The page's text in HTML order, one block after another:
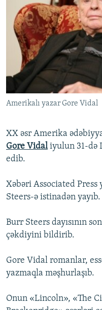
FOTOQALEREYA
İNFOQRAFIKA
KARIKATURA
OXU ZALI
AZƏRBAYCAN ƏDƏBIYYATI
İSLAM VƏ DEMOKRATIYA
İZ - MƏDƏNIYYƏT PROQRAMI
HAQQIMIZDA
MISSIYAMIZ
PEŞƏ ETIKASI VƏ
MATERIALLARIMIZDAN
AZADLIQRADIOSU MOBIL
BIZIMLƏ ƏLAQƏ
BIZI IZLƏ
RFE/RL-in bütün
Amerikalı yazar Gore Vidal
XX əsr Amerika
Gore Vidaliyulun 31-də
edib.
Xəbəri Associated Press
Steers-ə istinadən yayıb.
Burr Steers dayısının
çəkdiyini bildirib.
Gore Vidal romanlar,
yazmaqla məşhurlaşıb.
Onun «Lincoln», «The